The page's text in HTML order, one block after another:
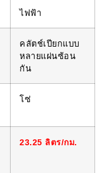
ไฟฟ้า
คลัตช์เปียกแบบ
หลายแผ่นซ้อน
กัน
โซ่
23.25 ลิตร/กม.